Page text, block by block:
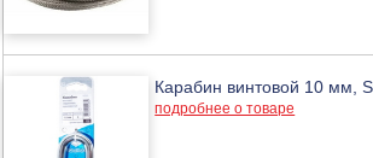
Карабин винтовой 10 мм,
подробнее о товаре